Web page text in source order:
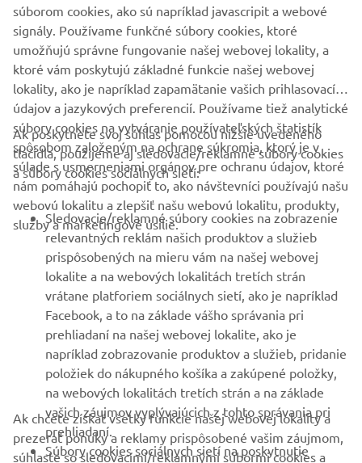
ODOSLAŤ
FIREMNÉ STRÁNKY
B2B
VIAC YAMAHA
PODPORA
BULLETIN
Získajte medzi prvými informácie o najnovších ponukách,
špeciálnych akciách, nových verziách a mnoho ďalšieho
súborom cookies, ako sú napríklad javascripit a webové
signály. Používame funkčné súbory cookies, ktoré
umožňujú správne fungovanie našej webovej lokality, a
ktoré vám poskytujú základné funkcie našej webovej
lokality, ako je napríklad zapamätanie vašich prihlasovacích
údajov a jazykových preferencií. Používame tiež analytické
súbory cookies na vytváranie používateľských štatistík
spôsobom založeným na ochrane súkromia, ktorý je v
súlade s usmerneniami orgánov pre ochranu údajov, ktoré
nám pomáhajú pochopiť to, ako návštevníci používajú našu
webovú lokalitu a zlepšiť našu webovú lokalitu, produkty,
služby a marketingové úsilie.
Ak poskytnete svoj súhlas pomocou nižšie uvedeného
tlačidla, použijeme aj sledovacie/reklamné súbory cookies
a súbory cookies sociálnych sietí:
Sledovacie/reklamné súbory cookies na zobrazenie
relevantných reklám našich produktov a služieb
prispôsobených na mieru vám na našej webovej
lokalite a na webových lokalitách tretích strán
vrátane platforiem sociálnych sietí, ako je napríklad
Facebook, a to na základe vášho správania pri
prehliadaní na našej webovej lokalite, ako je
napríklad zobrazovanie produktov a služieb, pridanie
položiek do nákupného košíka a zakúpené položky,
na webových lokalitách tretích strán a na základe
vašich záujmov vyplývajúcich z tohto správania pri
prehliadaní.
Súbory cookies sociálnych sietí na poskytnutie
Ak chcete získať všetky funkcie našej webovej lokality a
prezerať ponuky a reklamy prispôsobené vašim záujmom,
súhlaste so sledovacími/reklamnými súbormi cookies a